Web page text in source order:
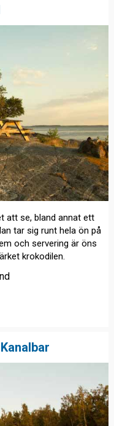
att se, bland annat ett
tar sig runt hela ön på
och servering är öns
krokodilen.